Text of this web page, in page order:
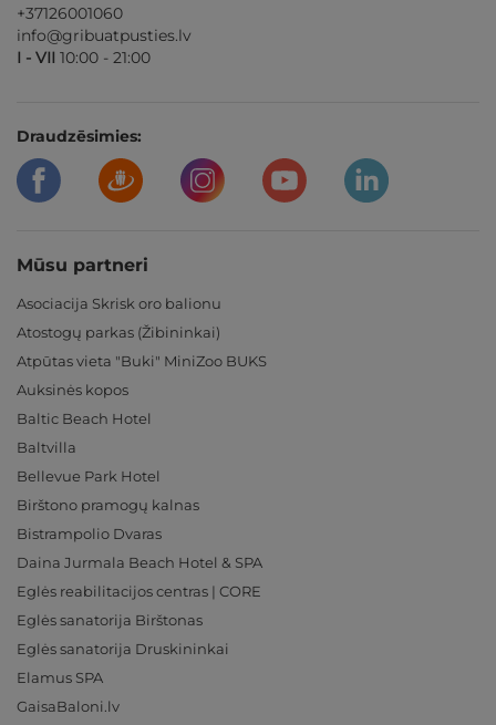
+37126001060
info@gribuatpusties.lv
I - VII 10:00 - 21:00
Draudzēsimies:
Mūsu partneri
Asociacija Skrisk oro balionu
Atostogų parkas (Žibininkai)
Atpūtas vieta "Buki" MiniZoo BUKS
Auksinės kopos
Baltic Beach Hotel
Baltvilla
Bellevue Park Hotel
Birštono pramogų kalnas
Bistrampolio Dvaras
Daina Jurmala Beach Hotel & SPA
Eglės reabilitacijos centras | CORE
Eglės sanatorija Birštonas
Eglės sanatorija Druskininkai
Elamus SPA
GaisaBaloni.lv